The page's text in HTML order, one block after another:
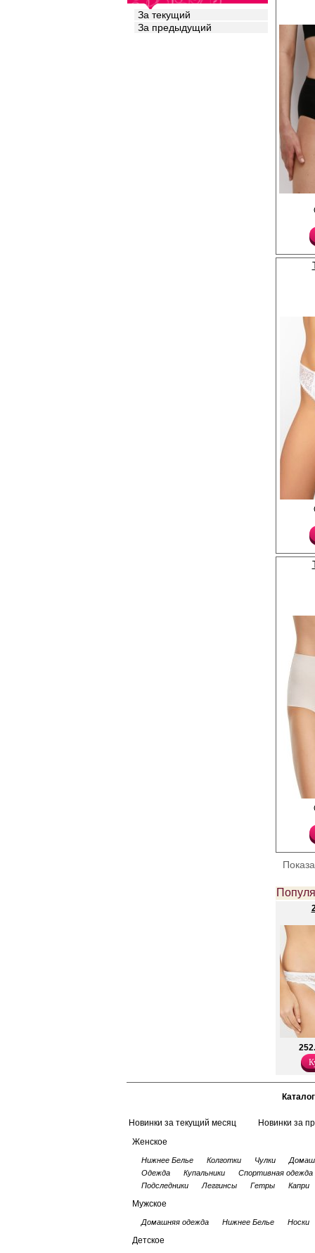
За текущий
За предыдущий
высококачественного
линией талии,
эффектом в области
бесшовные, с х/б
Полиамид 21%
Трусы- слипы
средней линией
вставками по
кружевные сзади, с
Трусы слипы женские
добавлением
прочность и
идеальное
высокую линию
обтягивающей
трения и
пропускают воздух
влагу, сохраняя
приятные на ощупь
самой
комфортная модель
нижнего белья.
Каталог
Новинки за текущий месяц Новинки за
Женское
Нижнее Белье Колготки Чулки
Одежда
Купальники Спортивная одежда
Подследники
Леггинсы Гетры Капри
Мужское
Домашняя одежда Нижнее Белье Носки
Детское